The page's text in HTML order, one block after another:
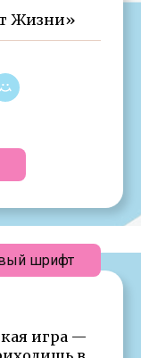
Жизни»
игра —
шрифт